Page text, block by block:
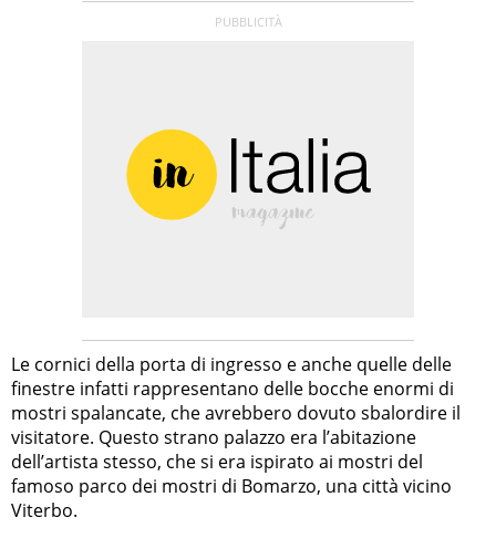
Le cornici della porta di ingresso e anche quelle delle
finestre infatti rappresentano delle bocche enormi di
mostri spalancate, che avrebbero dovuto sbalordire il
visitatore. Questo strano palazzo era l’abitazione
dell’artista stesso, che si era ispirato ai mostri del
famoso parco dei mostri di Bomarzo, una città vicino
Viterbo.